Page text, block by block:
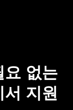
요 없는
지원